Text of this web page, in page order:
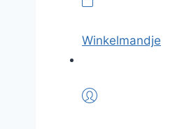
Winkelmandje